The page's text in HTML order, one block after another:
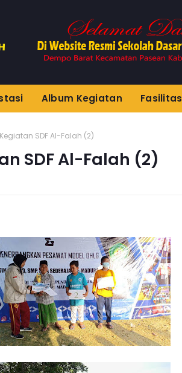
Album Kegiatan Fasilitas
SDF Al-Falah (2)
SDF Al-Falah (2)